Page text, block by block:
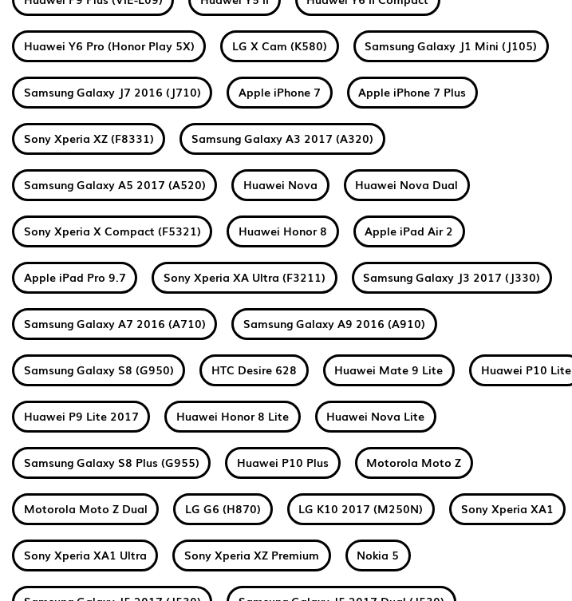
Huawei Y6 Pro (Honor Play 5X) LG X Cam (K580) Samsung Galaxy J1 Mini (J105)
Samsung Galaxy J7 2016 (J710) Apple iPhone 7 Apple iPhone 7 Plus
Sony Xperia XZ (F8331) Samsung Galaxy A3 2017 (A320)
Samsung Galaxy A5 2017 (A520) Huawei Nova Huawei Nova Dual
Sony Xperia X Compact (F5321) Huawei Honor 8 Apple iPad Air 2
Apple iPad Pro 9.7 Sony Xperia XA Ultra (F3211) Samsung Galaxy J3 2017 (J330)
Samsung Galaxy A7 2016 (A710) Samsung Galaxy A9 2016 (A910)
Samsung Galaxy S8 (G950) HTC Desire 628 Huawei Mate 9 Lite Huawei P10 Lite
Huawei P9 Lite 2017 Huawei Honor 8 Lite Huawei Nova Lite
Samsung Galaxy S8 Plus (G955) Huawei P10 Plus Motorola Moto Z
Motorola Moto Z Dual LG G6 (H870) LG K10 2017 (M250N) Sony Xperia XA1
Sony Xperia XA1 Ultra Sony Xperia XZ Premium Nokia 5